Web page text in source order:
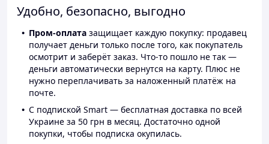
Удобно, безопасно, выгодно
Пром-оплата защищает каждую покупку: продавец
получает деньги только после того, как покупатель
осмотрит и заберёт заказ. Что-то пошло не так —
деньги автоматически вернутся на карту. Плюс не
нужно переплачивать за наложенный платёж на
почте.
С подпиской Smart — бесплатная доставка по всей
Украине за 50 грн в месяц. Достаточно одной
покупки, чтобы подписка окупилась.